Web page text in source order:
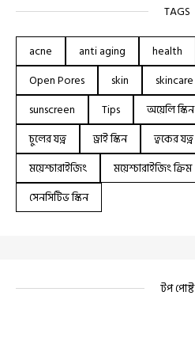
TAGS
acne anti aging health
Open Pores
skin skincare
sunscreen
Tips অয়েলি স্কিন
চুলের যত্ন
ড্রাই স্কিন ত্বকের যত্ন
ময়েশ্চারাইজিং
ময়েশ্চারাইজিং ক্রিম
সেনসিটিভ স্কিন
টপ পোষ্ট